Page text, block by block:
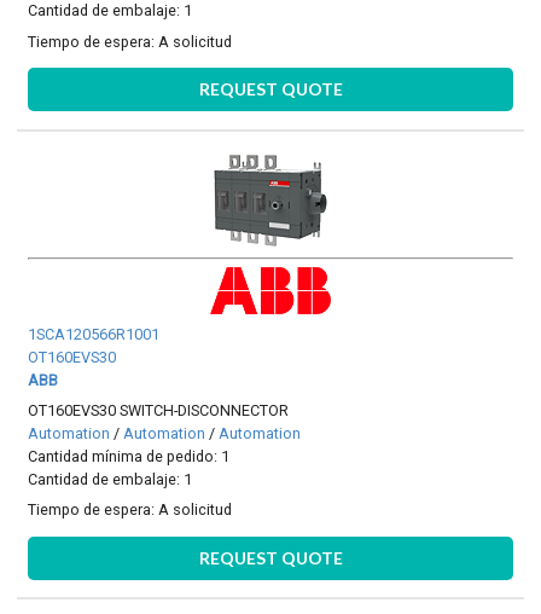
Cantidad de embalaje: 1
Tiempo de espera: A solicitud
REQUEST QUOTE
1SCA120566R1001
OT160EVS30
ABB
OT160EVS30 SWITCH-DISCONNECTOR
Automation / Automation / Automation
Cantidad mínima de pedido: 1
Cantidad de embalaje: 1
Tiempo de espera:A solicitud
REQUEST QUOTE